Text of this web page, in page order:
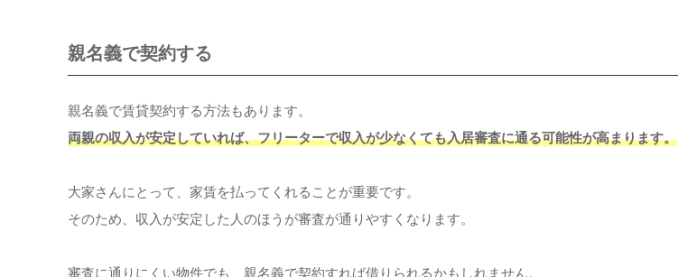
親名義で契約する
親名義で賃貸契約する方法もあります。
両親の収入が安定していれば、フリーターで収入が少なくても入居審査に通る可能性が高まります。
大家さんにとって、家賃を払ってくれることが重要です。
そのため、収入が安定した人のほうが審査が通りやすくなります。
審査に通りにくい物件でも、親名義で契約すれば借りられるかもしれません。